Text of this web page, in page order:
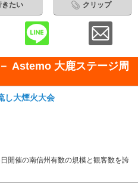
きたい クリップ
Astemo 大鹿ステージ周
し大煙火大会
開催の南信州有数の規模と観客数を誇